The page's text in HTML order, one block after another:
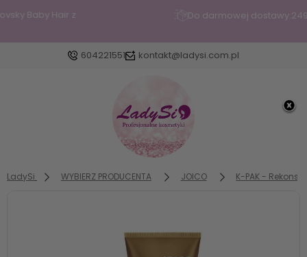
Do darmowej dostawy:249.00zł
604221551 kontakt@ladysi.com.pl
Zaloguj się
Załóż konto
Wybierz coś dla siebie z naszej aktualnej oferty lub
zaloguj się, aby przywrócić dodane produkty do
LadySi WYBIERZ PRODUCENTA JOICO K-PAK -